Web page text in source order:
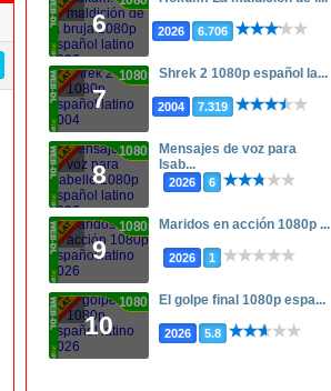
6 2026 6.706
7
1080p Shrek 2 1080p español la...
2004 7.319
8
1080p
Mensajes de voz para
Isab...
2026 6
9
1080p Maridos en acción 1080p ...
2026 1
10
1080p El golpe final 1080p espa...
2026 5.8